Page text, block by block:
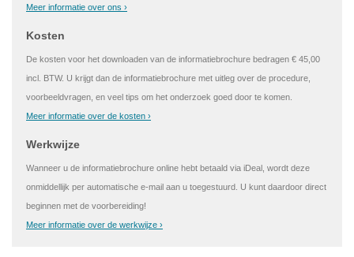
Meer informatie over ons ›
Kosten
De kosten voor het downloaden van de informatiebrochure bedragen € 45,00
incl. BTW. U krijgt dan de informatiebrochure met uitleg over de procedure,
voorbeeldvragen, en veel tips om het onderzoek goed door te komen.
Meer informatie over de kosten ›
Werkwijze
Wanneer u de informatiebrochure online hebt betaald via iDeal, wordt deze
onmiddellijk per automatische e-mail aan u toegestuurd. U kunt daardoor direct
beginnen met de voorbereiding!
Meer informatie over de werkwijze ›